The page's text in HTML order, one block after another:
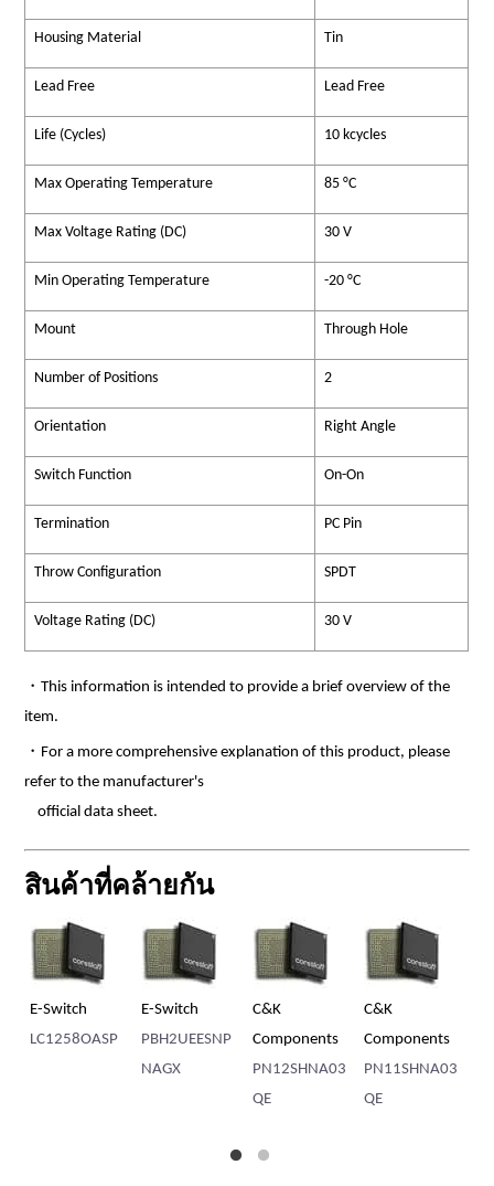
Housing Material Tin
Lead Free Lead Free
Life (Cycles) 10 kcycles
Max Operating Temperature 85 °C
Max Voltage Rating (DC) 30 V
Min Operating Temperature -20 °C
Mount Through Hole
Number of Positions 2
Orientation Right Angle
Switch Function On-On
Termination PC Pin
Throw Configuration SPDT
Voltage Rating (DC) 30 V
・This information is intended to provide a brief overview of the
item.
・For a more comprehensive explanation of this product, please
refer to the manufacturer's
official data sheet.
สินค้าที่คล้ายกัน
E-Switch
LC1258OASP
E-Switch
PBH2UEESNP
NAGX
C&K
Components
PN12SHNA03
QE
C&K
Components
PN11SHNA03
QE